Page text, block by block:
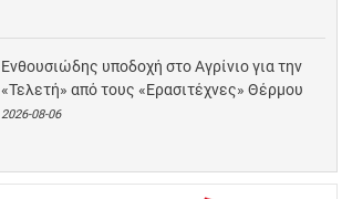
Ενθουσιώδης υποδοχή στο Αγρίνιο για την
«Τελετή» από τους «Ερασιτέχνες» Θέρμου
2026-08-06